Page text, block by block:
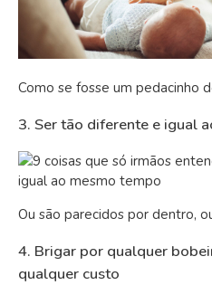
Como se fosse um pedacinho
3. Ser tão diferente e igual
Ou são parecidos por dentro,
4. Brigar por qualquer
qualquer custo